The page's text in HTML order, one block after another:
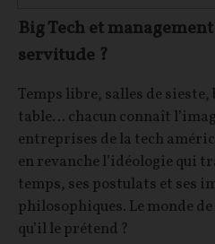
Big Tech et
servitude ?
Temps libre, salles de
table… chacun connaît
entreprises de la tech
en revanche l’idéologie qui
temps, ses postulats et ses
philosophiques. Le monde
qu’il le prétend ?